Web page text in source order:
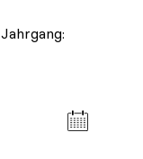
Jahrgang: